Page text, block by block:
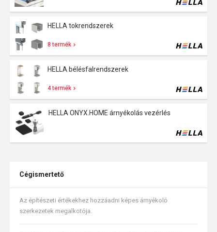
HELLA tokrendszerek
8 termék
HELLA bélésfalrendszerek
4 termék
HELLA ONYX.HOME árnyékolás vezérlés
Cégismertető
Az építészeti értékekhez hozzáadni képes árnyékoló
szerkezetek megalkotója.